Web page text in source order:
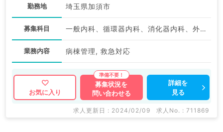
勤務地 埼玉県加須市
募集科目 一般内科、循環器内科、消化器内科、外科系全般、一般外科、消化器外科
業務内容 病棟管理, 救急対応
お気に入り
募集状況を
問い合わせる
詳細を
見る
求人更新日 : 2024/02/09 求人No. : 711869